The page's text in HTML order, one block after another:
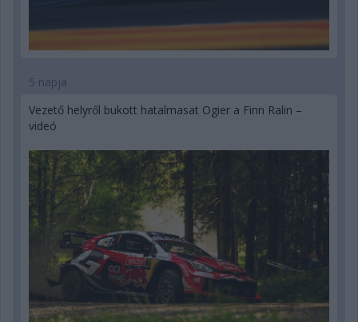
5 napja
Vezető helyről bukott hatalmasat Ogier a Finn Ralin –
videó